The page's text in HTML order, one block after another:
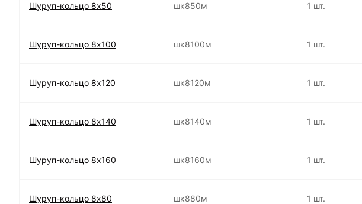
Шуруп-кольцо 8х50 шк850м 1 шт.
Шуруп-кольцо 8х100 шк8100м 1 шт.
Шуруп-кольцо 8х120 шк8120м 1 шт.
Шуруп-кольцо 8х140 шк8140м 1 шт.
Шуруп-кольцо 8х160 шк8160м 1 шт.
Шуруп-кольцо 8х80 шк880м 1 шт.